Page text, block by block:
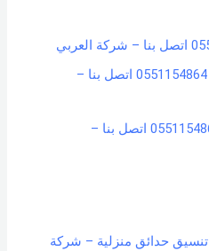
شركة مكافحة حشرات بحائل – 0551154864 اتصل بنا –
فك وتركيب مكيفات بحائل – 0551154864 اتصل بنا –
حدائق منزلية – شركة